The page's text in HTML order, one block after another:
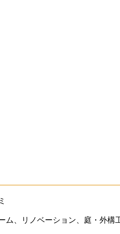
ム、リノベーション、庭・外構